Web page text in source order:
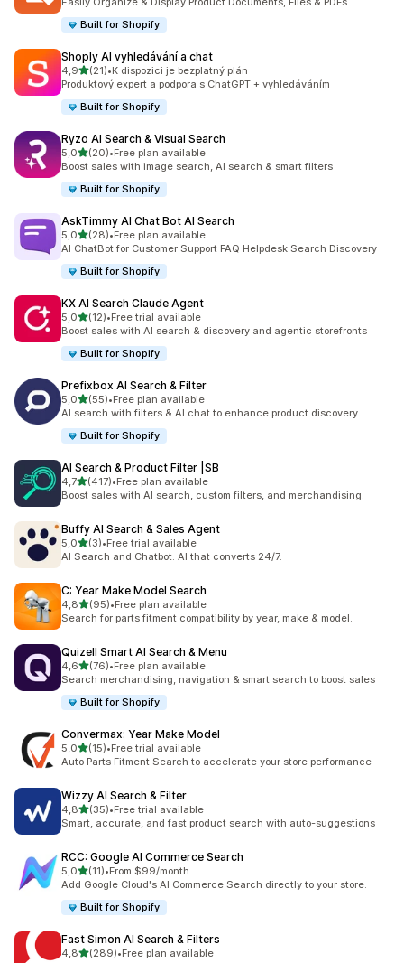
Built for Shopify
Shoply AI vyhledávání a chat
4,9z 5 hvězd
(21)
Celkový počet recenzí: 21
•K dispozici je bezplatný plán
Produktový expert a podpora s ChatGPT + vyhledáváním
Built for Shopify
Ryzo AI Search & Visual Search
5,0z 5 hvězd
(20)
Celkový počet recenzí: 20
•Free plan available
Boost sales with image search, AI search & smart filters
Built for Shopify
AskTimmy AI Chat Bot AI Search
5,0z 5 hvězd
(28)
Celkový počet recenzí: 28
•Free plan available
AI ChatBot for Customer Support FAQ Helpdesk Search Discovery
Built for Shopify
KX AI Search Claude Agent
5,0z 5 hvězd
(12)
Celkový počet recenzí: 12
•Free trial available
Boost sales with AI search & discovery and agentic storefronts
Built for Shopify
Prefixbox AI Search & Filter
5,0z 5 hvězd
(55)
Celkový počet recenzí: 55
•Free plan available
AI search with filters & AI chat to enhance product discovery
Built for Shopify
AI Search & Product Filter |SB
4,7z 5 hvězd
(417)
Celkový počet recenzí: 417
•Free plan available
Boost sales with AI search, custom filters, and merchandising.
Buffy AI Search & Sales Agent
5,0z 5 hvězd
(3)
Celkový počet recenzí: 3
•Free trial available
AI Search and Chatbot. AI that converts 24/7.
C: Year Make Model Search
4,8z 5 hvězd
(95)
Celkový počet recenzí: 95
•Free plan available
Search for parts fitment compatibility by year, make & model.
Quizell Smart AI Search & Menu
4,6z 5 hvězd
(76)
Celkový počet recenzí: 76
•Free plan available
Search merchandising, navigation & smart search to boost sales
Built for Shopify
Convermax: Year Make Model
5,0z 5 hvězd
(15)
Celkový počet recenzí: 15
•Free trial available
Auto Parts Fitment Search to accelerate your store performance
Wizzy AI Search & Filter
4,8z 5 hvězd
(35)
Celkový počet recenzí: 35
•Free trial available
Smart, accurate, and fast product search with auto-suggestions
RCC: Google AI Commerce Search
5,0z 5 hvězd
(11)
Celkový počet recenzí: 11
•From $99/month
Add Google Cloud's AI Commerce Search directly to your store.
Built for Shopify
Fast Simon AI Search & Filters
4,8z 5 hvězd
(289)
Celkový počet recenzí: 289
•Free plan available